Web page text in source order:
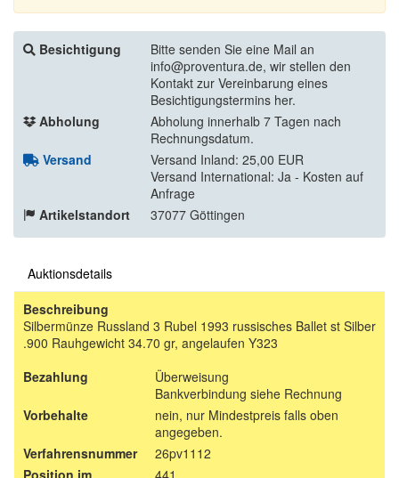
Besichtigung
Bitte senden Sie eine Mail an
info@proventura.de, wir stellen den
Kontakt zur Vereinbarung eines
Besichtigungstermins her.
Abholung
Abholung innerhalb 7 Tagen nach
Rechnungsdatum.
Versand
Versand Inland: 25,00 EUR
Versand International: Ja - Kosten auf
Anfrage
Artikelstandort
37077 Göttingen
Auktionsdetails
Beschreibung
Silbermünze Russland 3 Rubel 1993 russisches Ballet st Silber
.900 Rauhgewicht 34.70 gr, angelaufen Y323
Bezahlung
Überweisung
Bankverbindung siehe Rechnung
Vorbehalte
nein, nur Mindestpreis falls oben
angegeben.
Verfahrensnummer
26pv1112
Position im
441